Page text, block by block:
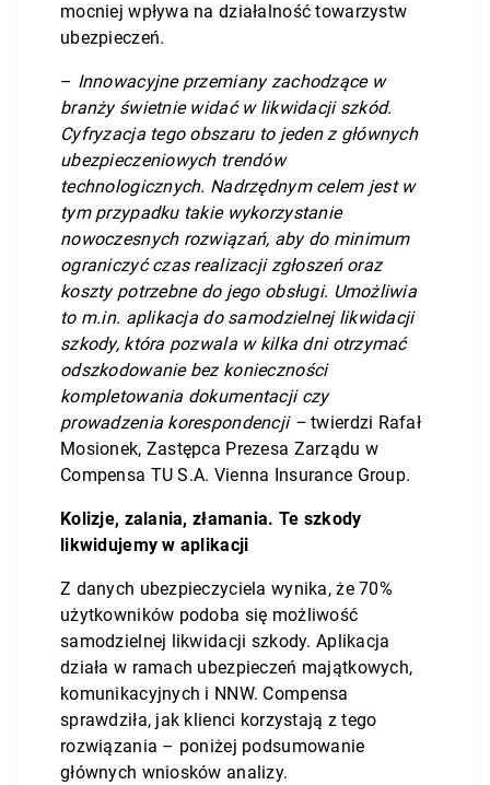
mocniej wpływa na działalność towarzystw
ubezpieczeń.
– Innowacyjne przemiany zachodzące w
branży świetnie widać w likwidacji szkód.
Cyfryzacja tego obszaru to jeden z głównych
ubezpieczeniowych trendów
technologicznych. Nadrzędnym celem jest w
tym przypadku takie wykorzystanie
nowoczesnych rozwiązań, aby do minimum
ograniczyć czas realizacji zgłoszeń oraz
koszty potrzebne do jego obsługi. Umożliwia
to m.in. aplikacja do samodzielnej likwidacji
szkody, która pozwala w kilka dni otrzymać
odszkodowanie bez konieczności
kompletowania dokumentacji czy
prowadzenia korespondencji –twierdzi Rafał
Mosionek, Zastępca Prezesa Zarządu w
Compensa TU S.A. Vienna Insurance Group.
Kolizje, zalania, złamania. Te szkody
likwidujemy w aplikacji
Z danych ubezpieczyciela wynika, że 70%
użytkowników podoba się możliwość
samodzielnej likwidacji szkody. Aplikacja
działa w ramach ubezpieczeń majątkowych,
komunikacyjnych i NNW. Compensa
sprawdziła, jak klienci korzystają z tego
rozwiązania – poniżej podsumowanie
głównych wniosków analizy.